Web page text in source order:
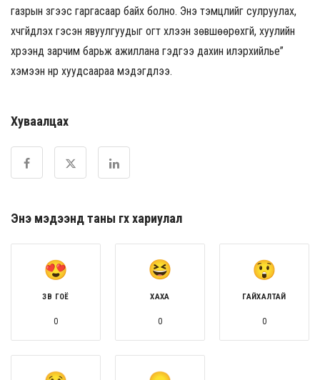
газрын зүгээс гаргасаар байх болно. Энэ тэмцлийг сулруулах,
хүчгүйдүүлэх гэсэн явуулгуудыг огт хүлээн зөвшөөрөхгүй, хуулийн
хүрээнд зарчим барьж ажиллана гэдгээ дахин илэрхийлье”
хэмээн нүүр хуудсаараа мэдэгдлээ.
Хуваалцах
Энэ мэдээнд таны өгөх хариулал
ЗӨВ ГОЁ
0
ХАХА
0
ГАЙХАЛТАЙ
0